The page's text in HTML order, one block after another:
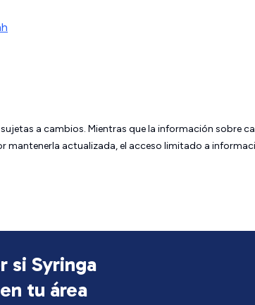
a cambios. Mientras que la información sobre
actualizada, el acceso limitado a
si Syringa
tu área